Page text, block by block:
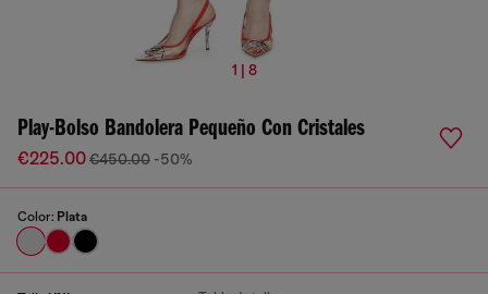
1 | 8
Play-Bolso Bandolera Pequeño Con Cristales
€225.00€450.00 -50%
Color: Plata